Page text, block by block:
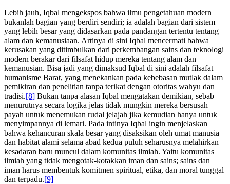
Lebih jauh, Iqbal mengekspos bahwa ilmu pengetahuan modern
bukanlah bagian yang berdiri sendiri; ia adalah bagian dari sistem
yang lebih besar yang didasarkan pada pandangan tertentu tentang
alam dan kemanusiaan. Artinya di sini Iqbal mencermati bahwa
kerusakan yang ditimbulkan dari perkembangan sains dan teknologi
modern berakar dari filsafat hidup mereka tentang alam dan
kemanusian. Bisa jadi yang dimaksud Iqbal di sini adalah filsafat
humanisme Barat, yang menekankan pada kebebasan mutlak dalam
pemikiran dan penelitian tanpa terikat dengan otoritas wahyu dan
tradisi.[8] Bukan tanpa alasan Iqbal mengatakan demikian, sebab
menurutnya secara logika jelas tidak mungkin mereka bersusah
payah untuk menemukan rudal jelajah jika kemudian hanya untuk
menyimpannya di lemari. Pada intinya Iqbal ingin menjelaskan
bahwa kehancuran skala besar yang disaksikan oleh umat manusia
dan habitat alami selama abad kedua puluh seharusnya melahirkan
kesadaran baru muncul dalam komunitas ilmiah. Yaitu komunitas
ilmiah yang tidak mengotak-kotakkan iman dan sains; sains dan
iman harus membentuk komitmen spiritual, etika, dan moral tunggal
dan terpadu.[9]